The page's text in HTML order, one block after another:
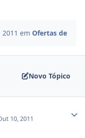
emOfertas de
Novo Tópico
10, 2011